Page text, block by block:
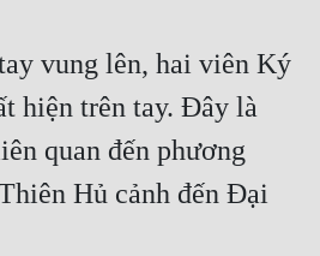
vung lên, hai viên Ký
hiện trên tay. Đây là
quan đến phương
Hủ cảnh đến Đại